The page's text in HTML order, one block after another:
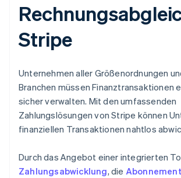
Stripe
Unternehmen aller Größenordnungen
Branchen müssen Finanztransaktionen
sicher verwalten. Mit den umfassenden
Zahlungslösungen von Stripe können
finanziellen Transaktionen nahtlos
Durch das Angebot einer integrierten
Zahlungsabwicklung, die